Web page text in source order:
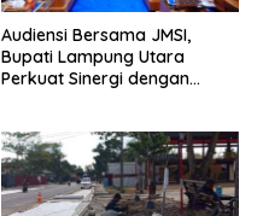
Audiensi Bersama JMSI,
Bupati Lampung Utara
Perkuat Sinergi dengan